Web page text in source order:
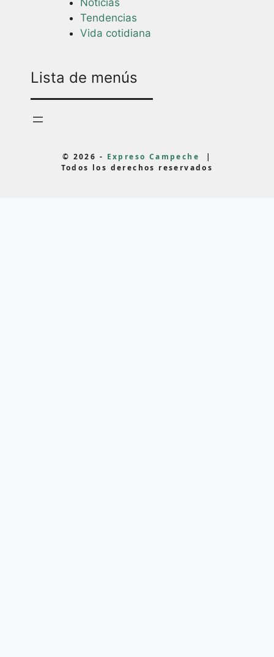
Tendencias
Vida cotidiana
Lista de menús
© 2026 - Expreso Campeche
Todos los derechos reservados